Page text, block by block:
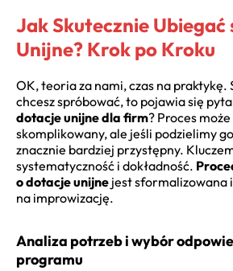
Jak Skutecznie Ubiegać
Unijne? Krok po Kroku
OK, teoria za nami, czas na praktykę.
chcesz spróbować, to pojawia się
dotacje unijne dla firm? Proces
skomplikowany, ale jeśli podzielimy
znacznie bardziej przystępny.
systematyczność i dokładność.
o dotacje unijne jest sformalizowana
na improwizację.
Analiza potrzeb i wybór
programu